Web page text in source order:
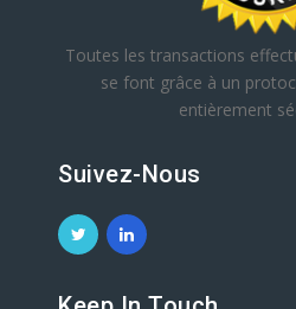
Toutes les transactions
se font grâce à un
entièrement
Suivez-Nous